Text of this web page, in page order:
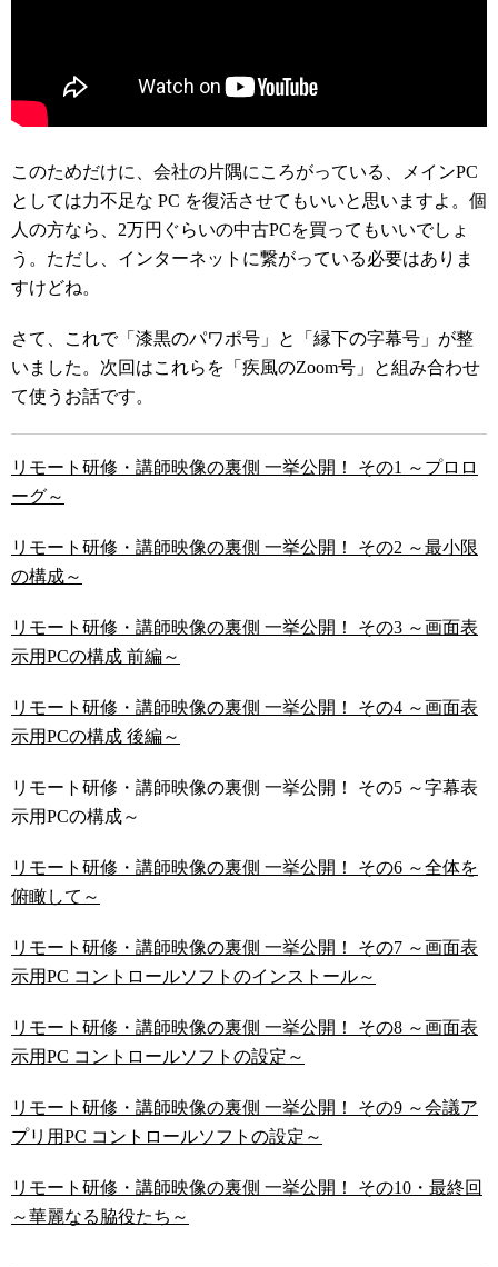
このためだけに、会社の片隅にころがっている、メインPC
としては力不足な PC を復活させてもいいと思いますよ。個
人の方なら、2万円ぐらいの中古PCを買ってもいいでしょ
う。ただし、インターネットに繋がっている必要はありま
すけどね。
さて、これで「漆黒のパワポ号」と「縁下の字幕号」が整
いました。次回はこれらを「疾風のZoom号」と組み合わせ
て使うお話です。
リモート研修・講師映像の裏側 一挙公開！ その1 ～プロロ
ーグ～
リモート研修・講師映像の裏側 一挙公開！ その2 ～最小限
の構成～
リモート研修・講師映像の裏側 一挙公開！ その3 ～画面表
示用PCの構成 前編～
リモート研修・講師映像の裏側 一挙公開！ その4 ～画面表
示用PCの構成 後編～
リモート研修・講師映像の裏側 一挙公開！ その5 ～字幕表
示用PCの構成～
リモート研修・講師映像の裏側 一挙公開！ その6 ～全体を
俯瞰して～
リモート研修・講師映像の裏側 一挙公開！ その7 ～画面表
示用PC コントロールソフトのインストール～
リモート研修・講師映像の裏側 一挙公開！ その8 ～画面表
示用PC コントロールソフトの設定～
リモート研修・講師映像の裏側 一挙公開！ その9 ～会議ア
プリ用PC コントロールソフトの設定～
リモート研修・講師映像の裏側 一挙公開！ その10・最終回
～華麗なる脇役たち～